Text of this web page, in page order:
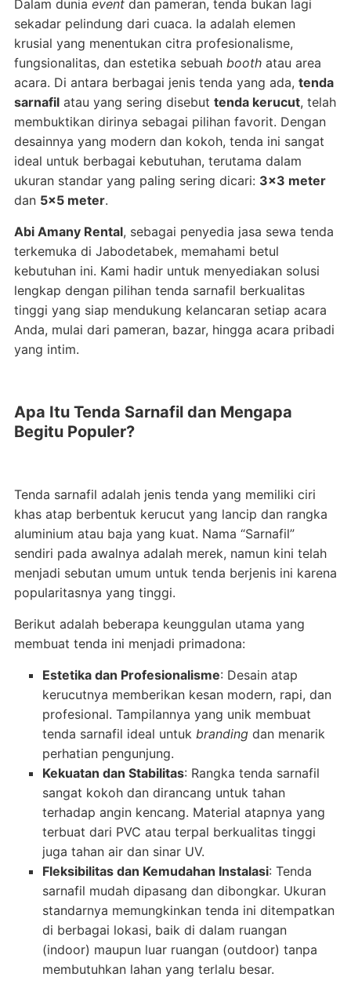
Dalam dunia eventdan pameran, tenda bukan lagi
sekadar pelindung dari cuaca. Ia adalah elemen
krusial yang menentukan citra profesionalisme,
fungsionalitas, dan estetika sebuah boothatau area
acara. Di antara berbagai jenis tenda yang ada, tenda
sarnafilatau yang sering disebut tenda kerucut, telah
membuktikan dirinya sebagai pilihan favorit. Dengan
desainnya yang modern dan kokoh, tenda ini sangat
ideal untuk berbagai kebutuhan, terutama dalam
ukuran standar yang paling sering dicari: 3×3 meter
dan 5×5 meter.
Abi Amany Rental, sebagai penyedia jasa sewa tenda
terkemuka di Jabodetabek, memahami betul
kebutuhan ini. Kami hadir untuk menyediakan solusi
lengkap dengan pilihan tenda sarnafil berkualitas
tinggi yang siap mendukung kelancaran setiap acara
Anda, mulai dari pameran, bazar, hingga acara pribadi
yang intim.
Apa Itu Tenda Sarnafil dan Mengapa
Begitu Populer?
Tenda sarnafil adalah jenis tenda yang memiliki ciri
khas atap berbentuk kerucut yang lancip dan rangka
aluminium atau baja yang kuat. Nama “Sarnafil”
sendiri pada awalnya adalah merek, namun kini telah
menjadi sebutan umum untuk tenda berjenis ini karena
popularitasnya yang tinggi.
Berikut adalah beberapa keunggulan utama yang
membuat tenda ini menjadi primadona:
Estetika dan Profesionalisme: Desain atap
kerucutnya memberikan kesan modern, rapi, dan
profesional. Tampilannya yang unik membuat
tenda sarnafil ideal untuk brandingdan menarik
perhatian pengunjung.
Kekuatan dan Stabilitas: Rangka tenda sarnafil
sangat kokoh dan dirancang untuk tahan
terhadap angin kencang. Material atapnya yang
terbuat dari PVC atau terpal berkualitas tinggi
juga tahan air dan sinar UV.
Fleksibilitas dan Kemudahan Instalasi: Tenda
sarnafil mudah dipasang dan dibongkar. Ukuran
standarnya memungkinkan tenda ini ditempatkan
di berbagai lokasi, baik di dalam ruangan
(indoor) maupun luar ruangan (outdoor) tanpa
membutuhkan lahan yang terlalu besar.